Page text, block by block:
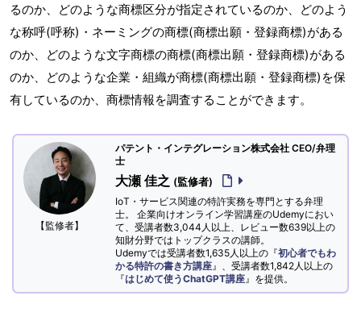
るのか、どのような商標区分が指定されているのか、どのよう
な称呼(呼称)・ネーミングの商標(商標出願・登録商標)がある
のか、どのような文字商標の商標(商標出願・登録商標)がある
のか、どのような企業・組織が商標(商標出願・登録商標)を保
有しているのか、商標情報を調査することができます。
【監修者】
パテント・インテグレーション株式会社 CEO/弁理
士
大瀬 佳之 (監修者)
IoT・サービス関連の特許実務を専門とする弁理
士。 企業向けオンライン学習講座のUdemyにおい
て、受講者数3,044人以上、レビュー数639以上の
知財分野ではトップクラスの講師。
Udemyでは受講者数1,635人以上の『初心者でもわ
かる特許の書き方講座 』、受講者数1,842人以上の
『はじめて使うChatGPT講座 』を提供。